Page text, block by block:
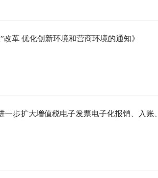
改革 优化创新环境和营商环境的通知》
一步扩大增值税电子发票电子化报销、入账